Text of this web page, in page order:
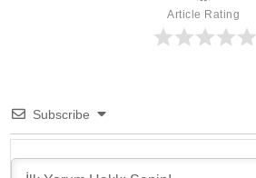
Article Rating
Subscribe